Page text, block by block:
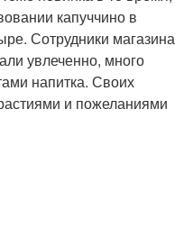
капуччино в
Сотрудники магазина
увлеченно, много
напитка. Своих
и пожеланиями